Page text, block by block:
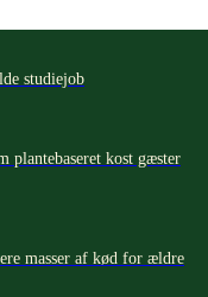
studiejob
plantebaseret kost gæster
masser af kød for ældre